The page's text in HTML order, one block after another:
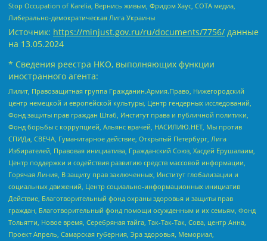
Stop Occupation of Karelia, Вернись живым, Фридом Хаус, СОТА медиа,
Либерально-демократическая Лига Украины
Источник: https://minjust.gov.ru/ru/documents/7756/ данные
на 13.05.2024
* Сведения реестра НКО, выполняющих функции
иностранного агента:
Лилит, Правозащитная группа Гражданин.Армия.Право, Нижегородский
центр немецкой и европейской культуры, Центр гендерных исследований,
Фонд защиты прав граждан Штаб, Институт права и публичной политики,
Фонд борьбы с коррупцией, Альянс врачей, НАСИЛИЮ.НЕТ, Мы против
СПИДа, СВЕЧА, Гуманитарное действие, Открытый Петербург, Лига
Избирателей, Правовая инициатива, Гражданский Союз, Хасдей Ерушалаим,
Центр поддержки и содействия развитию средств массовой информации,
Горячая Линия, В защиту прав заключенных, Институт глобализации и
социальных движений, Центр социально-информационных инициатив
Действие, Благотворительный фонд охраны здоровья и защиты прав
граждан, Благотворительный фонд помощи осужденным и их семьям, Фонд
Тольятти, Новое время, Серебряная тайга, Так-Так-Так, Сова, центр Анна,
Проект Апрель, Самарская губерния, Эра здоровья, Мемориал,